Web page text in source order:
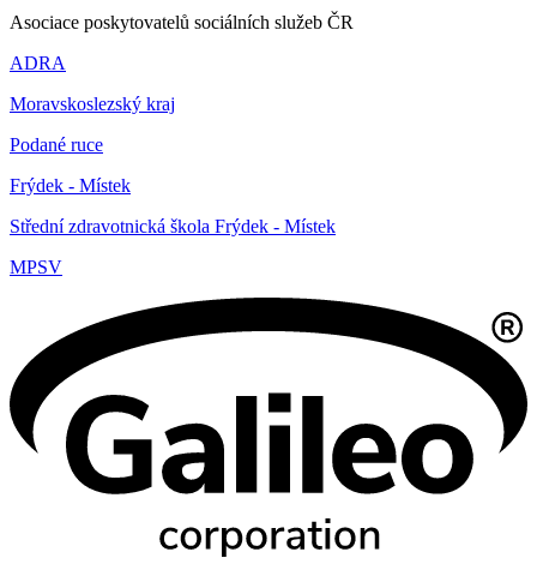
Asociace poskytovatelů sociálních služeb ČR
ADRA
Moravskoslezský kraj
Podané ruce
Frýdek - Místek
Střední zdravotnická škola Frýdek - Místek
MPSV